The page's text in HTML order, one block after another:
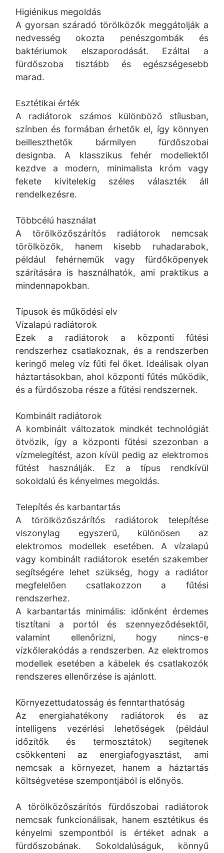
Higiénikus megoldás
A gyorsan száradó törölközők meggátolják a
nedvesség okozta penészgombák és
baktériumok elszaporodását. Ezáltal a
fürdőszoba tisztább és egészségesebb
marad.
Esztétikai érték
A radiátorok számos különböző stílusban,
színben és formában érhetők el, így könnyen
beilleszthetők bármilyen fürdőszobai
designba. A klasszikus fehér modellektől
kezdve a modern, minimalista króm vagy
fekete kivitelekig széles választék áll
rendelkezésre.
Többcélú használat
A törölközőszárítós radiátorok nemcsak
törölközők, hanem kisebb ruhadarabok,
például fehérneműk vagy fürdőköpenyek
szárítására is használhatók, ami praktikus a
mindennapokban.
Típusok és működési elv
Vízalapú radiátorok
Ezek a radiátorok a központi fűtési
rendszerhez csatlakoznak, és a rendszerben
keringő meleg víz fűti fel őket. Ideálisak olyan
háztartásokban, ahol központi fűtés működik,
és a fürdőszoba része a fűtési rendszernek.
Kombinált radiátorok
A kombinált változatok mindkét technológiát
ötvözik, így a központi fűtési szezonban a
vízmelegítést, azon kívül pedig az elektromos
fűtést használják. Ez a típus rendkívül
sokoldalú és kényelmes megoldás.
Telepítés és karbantartás
A törölközőszárítós radiátorok telepítése
viszonylag egyszerű, különösen az
elektromos modellek esetében. A vízalapú
vagy kombinált radiátorok esetén szakember
segítségére lehet szükség, hogy a radiátor
megfelelően csatlakozzon a fűtési
rendszerhez.
A karbantartás minimális: időnként érdemes
tisztítani a portól és szennyeződésektől,
valamint ellenőrizni, hogy nincs-e
vízkőlerakódás a rendszerben. Az elektromos
modellek esetében a kábelek és csatlakozók
rendszeres ellenőrzése is ajánlott.
Környezettudatosság és fenntarthatóság
Az energiahatékony radiátorok és az
intelligens vezérlési lehetőségek (például
időzítők és termosztátok) segítenek
csökkenteni az energiafogyasztást, ami
nemcsak a környezet, hanem a háztartás
költségvetése szempontjából is előnyös.
A törölközőszárítós fürdőszobai radiátorok
nemcsak funkcionálisak, hanem esztétikus és
kényelmi szempontból is értéket adnak a
fürdőszobának. Sokoldalúságuk, könnyű